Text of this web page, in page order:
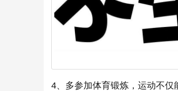
4、多参加体育锻炼，运动不